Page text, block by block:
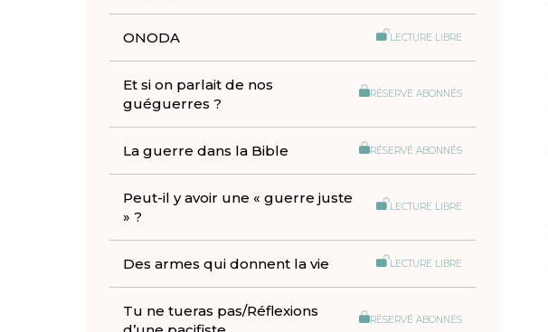
ONODA LECTURE LIBRE
Et si on parlait de nos
guéguerres ?
RÉSERVÉ ABONNÉS
La guerre dans la Bible RÉSERVÉ ABONNÉS
Peut-il y avoir une « guerre juste
» ?
LECTURE LIBRE
Des armes qui donnent la vie LECTURE LIBRE
Tu ne tueras pas/Réflexions
RÉSERVÉ ABONNÉS